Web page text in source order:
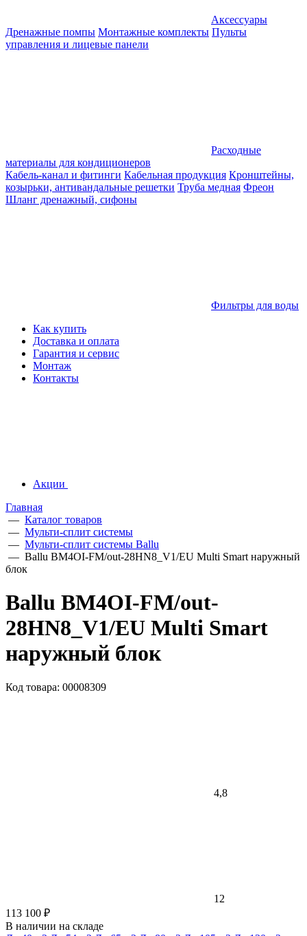
Аксессуары
Дренажные помпы Монтажные комплекты Пульты
управления и лицевые панели
Расходные
материалы для кондиционеров
Кабель-канал и фитинги Кабельная продукция Кронштейны,
козырьки, антивандальные решетки Труба медная Фреон
Шланг дренажный, сифоны
Фильтры для воды
Как купить
Доставка и оплата
Гарантия и сервис
Монтаж
Контакты
Акции
Главная
— Каталог товаров
— Мульти-сплит системы
— Мульти-сплит системы Ballu
— Ballu BM4OI-FM/out-28HN8_V1/EU Multi Smart наружный
блок
Ballu BM4OI-FM/out-
28HN8_V1/EU Multi Smart
наружный блок
Код товара: 00008309
4,8
12
113 100 ₽
В наличии на складе